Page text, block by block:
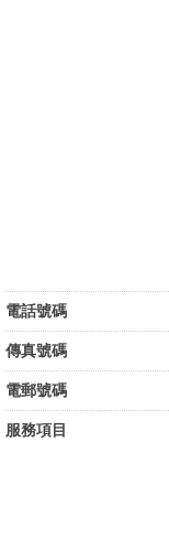
電話號碼
傳真號碼
電郵號碼
服務項目